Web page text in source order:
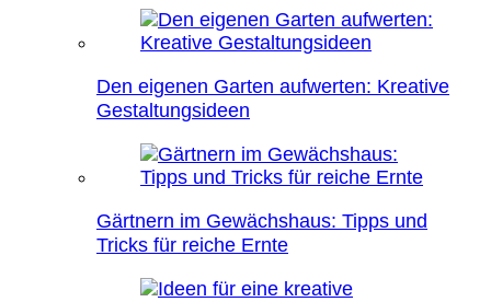
Den eigenen Garten aufwerten: Kreative
Gestaltungsideen
Gärtnern im Gewächshaus: Tipps und
Tricks für reiche Ernte